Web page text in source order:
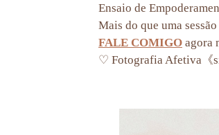
Ensaio de
Mais do que uma
FALE COMIGO agora
♡ Fotografia Afetiva《